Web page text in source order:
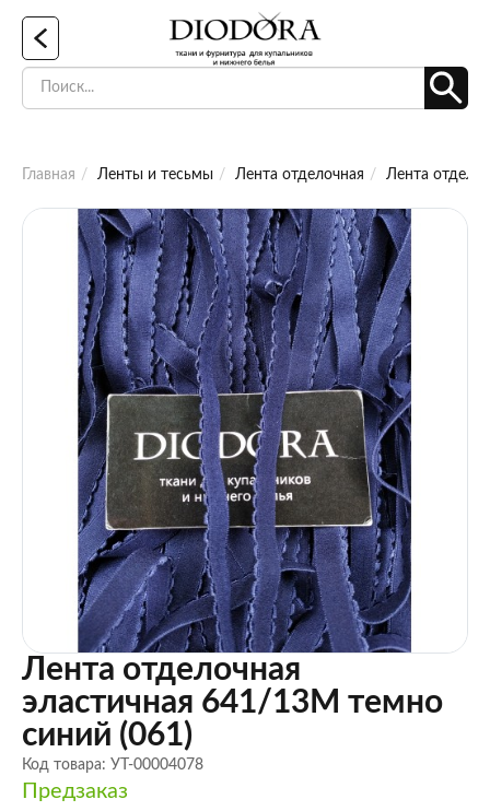
Главная Ленты и тесьмы Лента отделочная Лента
Лента отделочная
эластичная 641/13M темно
синий (061)
Код товара: УТ-00004078
Предзаказ